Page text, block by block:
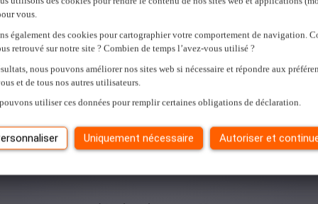
vous.
également des cookies pour cartographier votre comportement de navigation.
retrouvé sur notre site ? Combien de temps l’avez-vous utilisé ?
nous pouvons améliorer nos sites web si nécessaire et répondre aux
et de tous nos autres utilisateurs.
utiliser ces données pour remplir certaines obligations de déclaration.
Uniquement nécessaire Autoriser et
technique. De la construction et la maintenance à l’ingénierie et
des solutions adaptées à vos besoins : renfort temporaire,
en personnel, nous vous accompagnons dans votre politique de